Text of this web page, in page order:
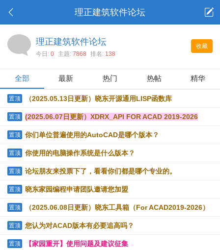
理正建筑软件论坛
收藏
理正建筑软件论坛
今日: 0 主题: 7868 排名: 138
全部 最新 热门 热帖 精华
置顶 （2025.05.13日更新）晓东开源通用LISP函数库
置顶 (2025.06.07日更新）XDRX_API FOR ACAD 2019-2026
置顶 你们单位普遍使用的AutoCAD是哪个版本？
置顶 你使用的电脑操作系统是什么版本？
置顶 论坛朋友来投票下了，看看你们都是哪个专业的。
置顶 晓东家园编程申请团队邀请您加盟
置顶 （2025.06.08日更新）晓东工具箱（For ACAD2019-2026）
提供下载
置顶 您认为对ACAD版本有必要追高吗？
置顶 【家园重开】使用问题及建议征集